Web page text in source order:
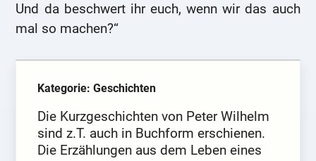
Und da beschwert ihr euch, wenn wir das auch
mal so machen?“
Kategorie: Geschichten
Die Kurzgeschichten von Peter Wilhelm
sind z.T. auch in Buchform erschienen.
Die Erzählungen aus dem Leben eines